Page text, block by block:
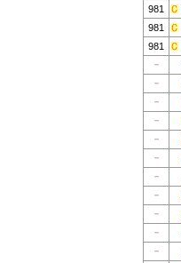
981
981
981
－
－
－
－
－
－
－
－
－
－
－